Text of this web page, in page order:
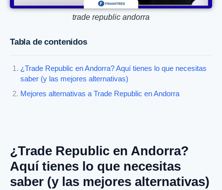
trade republic andorra
Tabla de contenidos
¿Trade Republic en Andorra? Aquí tienes lo que necesitas
saber (y las mejores alternativas)
Mejores alternativas a Trade Republic en Andorra
¿Trade Republic en Andorra?
Aquí tienes lo que necesitas
saber (y las mejores alternativas)